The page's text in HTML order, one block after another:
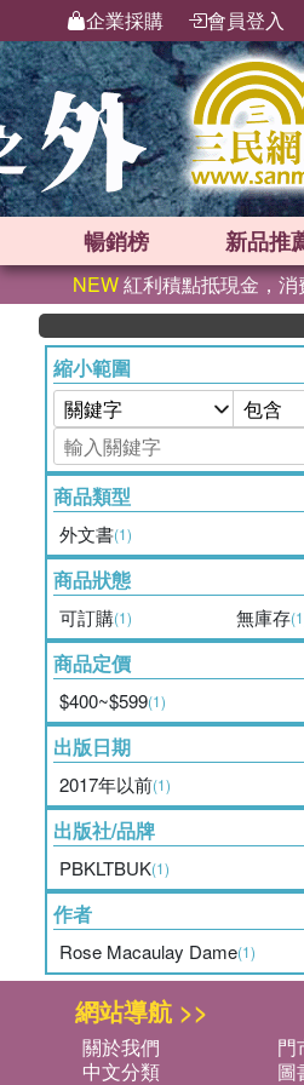
企業採購 會員登入
暢銷榜 新品推
NEW紅利積點抵現金，
縮小範圍
商品類型
外文書(1)
商品狀態
可訂購(1) 無庫存
商品定價
$400~$599(1)
出版日期
2017年以前(1)
出版社/品牌
PBKLTBUK(1)
作者
Rose Macaulay Dame(1)
網站導航 >>
關於我們 門
中文分類
圖